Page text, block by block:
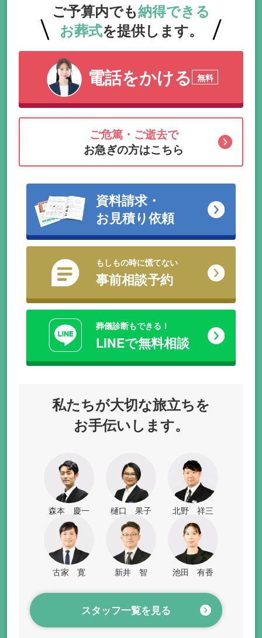
ご予算内でも納得できる
お葬式を提供します。
電話をかける 無料
ご危篤・ご逝去で
お急ぎの方はこちら
資料請求・
お見積り依頼
もしもの時に慌てない
事前相談予約
葬儀診断もできる！
LINEで無料相談
私たちが大切な旅立ちを
お手伝いします。
森本 慶一 樋口 果子 北野 祥三
古家 寛 新井 智 池田 有香
スタッフ一覧を見る